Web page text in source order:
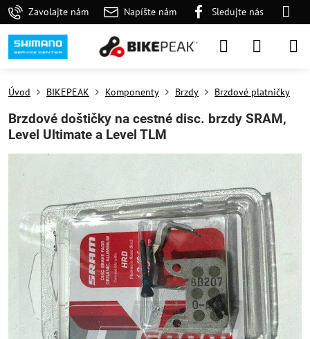
Zavolajte nám Napíšte nám Sledujte nás
Úvod BIKEPEAK Komponenty Brzdy Brzdové platničky
Brzdové doštičky na cestné disc. brzdy SRAM,
Level Ultimate a Level TLM